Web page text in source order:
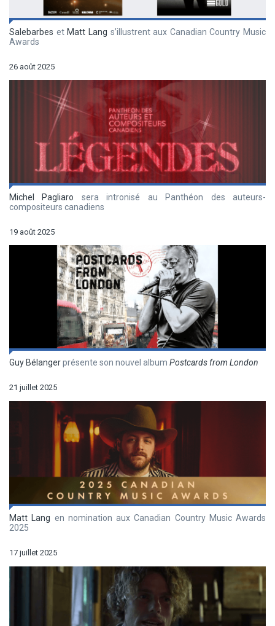
Salebarbes et Matt Lang s’illustrent aux Canadian Country Music
Awards
26 août 2025
Michel Pagliaro sera intronisé au Panthéon des auteurs-
compositeurs canadiens
19 août 2025
Guy Bélangerprésente son nouvel album Postcards from London
21 juillet 2025
Matt Lang en nomination aux Canadian Country Music Awards
2025
17 juillet 2025